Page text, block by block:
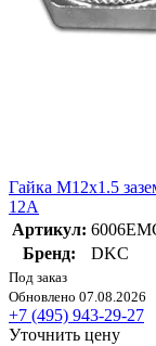
Гайка М12х1.5
12A
Артикул:
Бренд:
DKC
Под заказ
Обновлено 07.08.2026
+7 (495) 943-29-27
Уточнить цену